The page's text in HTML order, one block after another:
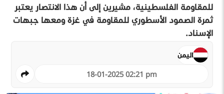
للمقاومة الفلسطينية، مشيرين إلى أن هذا الانتصار يعتبر
ثمرة الصمود الأسطوري للمقاومة في غزة ومعها جبهات
الإسناد.
18-01-2025 02:21 pm
اليمن